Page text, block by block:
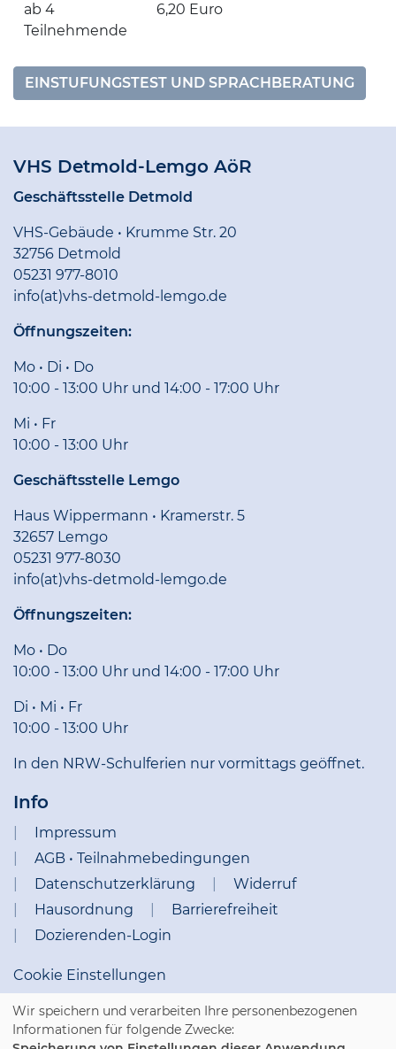
ab 4
Teilnehmende
6,20 Euro
EINSTUFUNGSTEST UND SPRACHBERATUNG
VHS Detmold-Lemgo AöR
Geschäftsstelle Detmold
VHS-Gebäude • Krumme Str. 20
32756 Detmold
05231 977-8010
info(at)vhs-detmold-lemgo.de
Öffnungszeiten:
Mo • Di • Do
10:00 - 13:00 Uhr und 14:00 - 17:00 Uhr
Mi • Fr
10:00 - 13:00 Uhr
Geschäftsstelle Lemgo
Haus Wippermann • Kramerstr. 5
32657 Lemgo
05231 977-8030
info(at)vhs-detmold-lemgo.de
Öffnungszeiten:
Mo • Do
10:00 - 13:00 Uhr und 14:00 - 17:00 Uhr
Di • Mi • Fr
10:00 - 13:00 Uhr
In den NRW-Schulferien nur vormittags geöffnet.
Info
Impressum
AGB • Teilnahmebedingungen
Datenschutzerklärung
Widerruf
Hausordnung
Barrierefreiheit
Dozierenden-Login
Cookie Einstellungen
Wir speichern und verarbeiten Ihre personenbezogenen
Informationen für folgende Zwecke: